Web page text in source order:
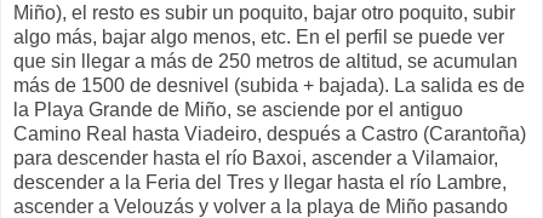
Miño), el resto es subir un poquito, bajar otro poquito, subir
algo más, bajar algo menos, etc. En el perfil se puede ver
que sin llegar a más de 250 metros de altitud, se acumulan
más de 1500 de desnivel (subida + bajada). La salida es de
la Playa Grande de Miño, se asciende por el antiguo
Camino Real hasta Viadeiro, después a Castro (Carantoña)
para descender hasta el río Baxoi, ascender a Vilamaior,
descender a la Feria del Tres y llegar hasta el río Lambre,
ascender a Velouzás y volver a la playa de Miño pasando